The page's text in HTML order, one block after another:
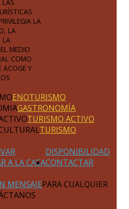
LAS
LA
LA
LA
MEDIO
COMO
ACOGE Y
ENOTURISMO
GASTRONOMÍA
TURISMO ACTIVO
TURISMO
DISPONIBILIDAD
A LA CASACONTACTAR
MENSAJEPARA CUALQUIER